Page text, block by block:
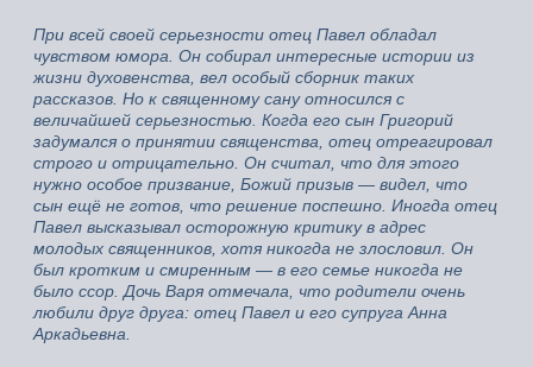
При всей своей серьезности отец Павел обладал
чувством юмора. Он собирал интересные истории из
жизни духовенства, вел особый сборник таких
рассказов. Но к священному сану относился с
величайшей серьезностью. Когда его сын Григорий
задумался о принятии священства, отец отреагировал
строго и отрицательно. Он считал, что для этого
нужно особое призвание, Божий призыв — видел, что
сын ещё не готов, что решение поспешно. Иногда отец
Павел высказывал осторожную критику в адрес
молодых священников, хотя никогда не злословил. Он
был кротким и смиренным — в его семье никогда не
было ссор. Дочь Варя отмечала, что родители очень
любили друг друга: отец Павел и его супруга Анна
Аркадьевна.